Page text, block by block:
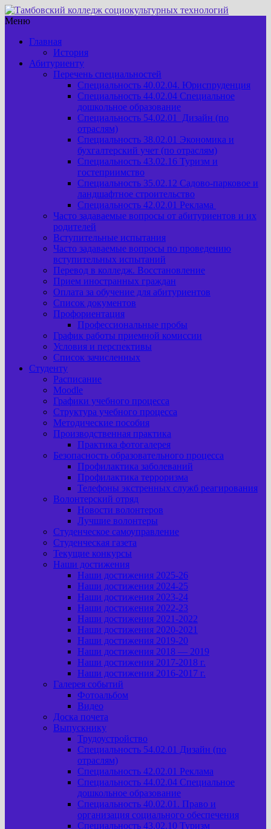
Меню
Главная
История
Абитуриенту
Перечень специальностей
Специальность 40.02.04. Юриспруденция
Специальность 44.02.04 Специальное
дошкольное образование
Специальность 54.02.01 Дизайн (по
отраслям)
Специальность 38.02.01 Экономика и
бухгалтерский учет (по отраслям)
Специальность 43.02.16 Туризм и
гостеприимство
Специальность 35.02.12 Садово-парковое и
ландшафтное строительство
Специальность 42.02.01 Реклама
Часто задаваемые вопросы от абитуриентов и их
родителей
Вступительные испытания
Часто задаваемые вопросы по проведению
вступительных испытаний
Перевод в колледж. Восстановление
Прием иностранных граждан
Оплата за обучение для абитуриентов
Список документов
Профориентация
Профессиональные пробы
График работы приемной комиссии
Условия и перспективы
Список зачисленных
Студенту
Расписание
Moodle
Графики учебного процесса
Структура учебного процесса
Методические пособия
Производственная практика
Практика фотогалерея
Безопасность образовательного процесса
Профилактика заболеваний
Профилактика терроризма
Телефоны экстренных служб реагирования
Волонтерский отряд
Новости волонтеров
Лучшие волонтеры
Студенческое самоуправление
Студенческая газета
Текущие конкурсы
Наши достижения
Наши достижения 2025-26
Наши достижения 2024-25
Наши достижения 2023-24
Наши достижения 2022-23
Наши достижения 2021-2022
Наши достижения 2020-2021
Наши достижения 2019-20
Наши достижения 2018 — 2019
Наши достижения 2017-2018 г.
Наши достижения 2016-2017 г.
Галерея событий
Фотоальбом
Видео
Доска почета
Выпускнику
Трудоустройство
Специальность 54.02.01 Дизайн (по
отраслям)
Специальность 42.02.01 Реклама
Специальность 44.02.04 Специальное
дошкольное образование
Специальность 40.02.01. Право и
организация социального обеспечения
Специальность 43.02.10 Туризм